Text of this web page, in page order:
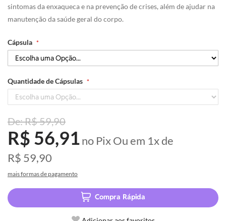
sintomas da enxaqueca e na prevenção de crises, além de ajudar na
manutenção da saúde geral do corpo.
Cápsula
Quantidade de Cápsulas
R$ 59,90
R$ 56,91no PixOu em 1xde
R$ 59,90
mais formas de pagamento
Compra Rápida
de
imagens